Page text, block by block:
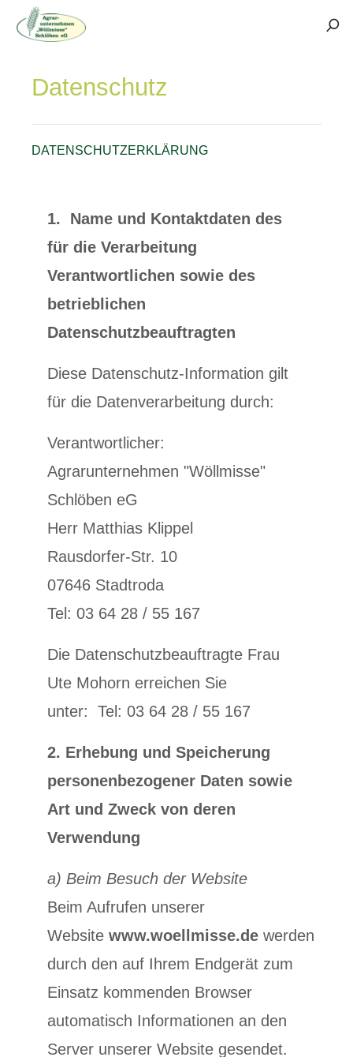
Datenschutz
DATENSCHUTZERKLÄRUNG
1. Name und Kontaktdaten des
für die Verarbeitung
Verantwortlichen sowie des
betrieblichen
Datenschutzbeauftragten
Diese Datenschutz-Information gilt
für die Datenverarbeitung durch:
Verantwortlicher:
Agrarunternehmen "Wöllmisse"
Schlöben eG
Herr Matthias Klippel
Rausdorfer-Str. 10
07646 Stadtroda
Tel: 03 64 28 / 55 167
Die Datenschutzbeauftragte Frau
Ute Mohorn erreichen Sie
unter: Tel: 03 64 28 / 55 167
2. Erhebung und Speicherung
personenbezogener Daten sowie
Art und Zweck von deren
Verwendung
a) Beim Besuch der Website
Beim Aufrufen unserer
Website www.woellmisse.de werden
durch den auf Ihrem Endgerät zum
Einsatz kommenden Browser
automatisch Informationen an den
Server unserer Website gesendet.